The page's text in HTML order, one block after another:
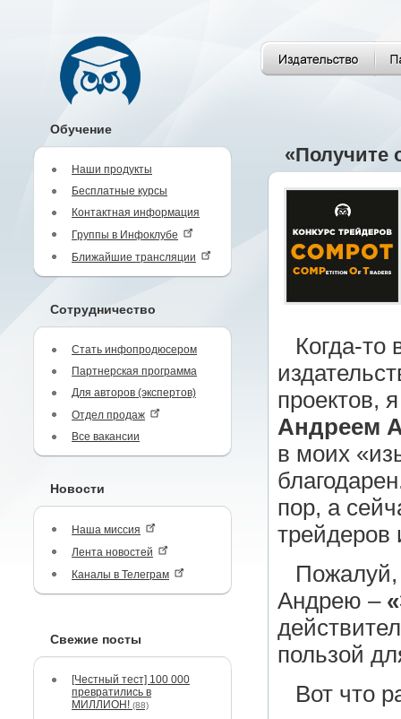
Обучение
Наши продукты
Бесплатные курсы
Контактная информация
Группы в Инфоклубе
Ближайшие трансляции
Сотрудничество
Стать инфопродюсером
Партнерская программа
Для авторов (экспертов)
Отдел продаж
Все вакансии
Новости
Наша миссия
Лента новостей
Каналы в Телеграм
Свежие посты
[Честный тест] 100 000
превратились в
МИЛЛИОН! (88)
«Получите
Когда-то
проектов,
Андреем
в моих
пор, а
трейдеров
Пожалуй,
Андрею –
пользой
Вот что